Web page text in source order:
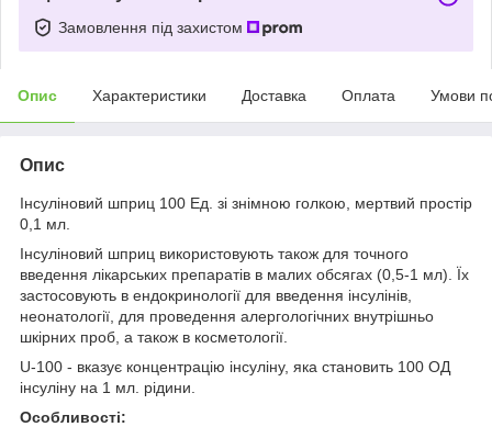
Замовлення під захистом
Опис Характеристики Доставка Оплата Умови
Опис
Інсуліновий шприц 100 Ед. зі знімною голкою, мертвий простір
0,1 мл.
Інсуліновий шприц використовують також для точного
введення лікарських препаратів в малих обсягах (0,5-1 мл). Їх
застосовують в ендокринології для введення інсулінів,
неонатології, для проведення алергологічних внутрішньо
шкірних проб, а також в косметології.
U-100 - вказує концентрацію інсуліну, яка становить 100 ОД
інсуліну на 1 мл. рідини.
Особливості: